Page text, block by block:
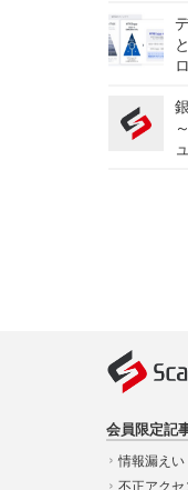
会員限定記
情報漏えい
不正アクセ